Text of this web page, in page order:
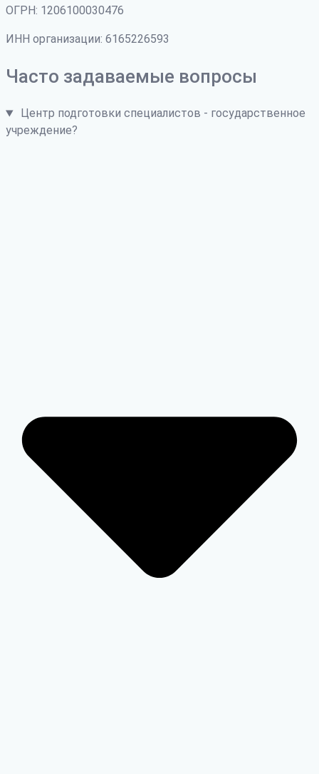
ОГРН: 1206100030476
ИНН организации: 6165226593
Часто задаваемые вопросы
Центр подготовки специалистов - государственное
учреждение?